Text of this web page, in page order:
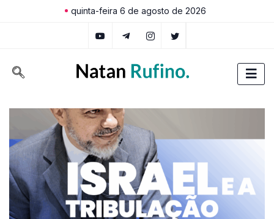
quinta-feira 6 de agosto de 2026